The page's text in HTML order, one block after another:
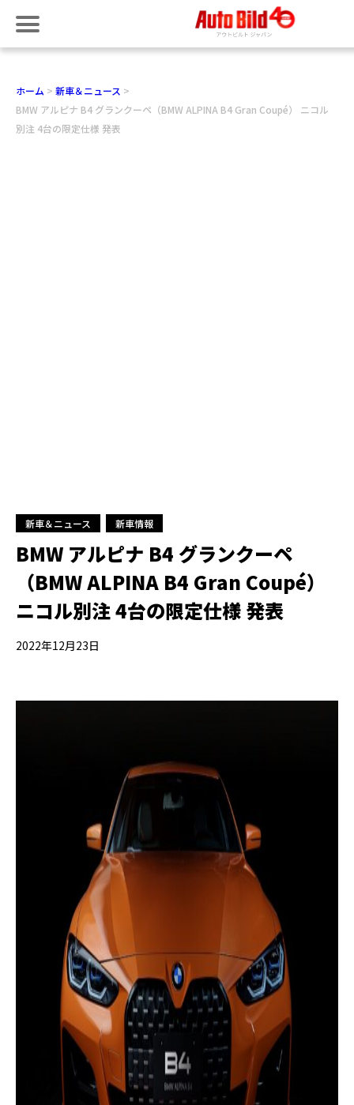
ホーム
新車＆ニュース
BMW アルピナ B4 グランクーペ（BMW ALPINA B4 Gran Coupé） ニコル
別注 4台の限定仕様 発表
新車＆ニュース 新車情報
BMW アルピナ B4 グランクーペ
（BMW ALPINA B4 Gran Coupé）
ニコル別注 4台の限定仕様 発表
2022年12月23日